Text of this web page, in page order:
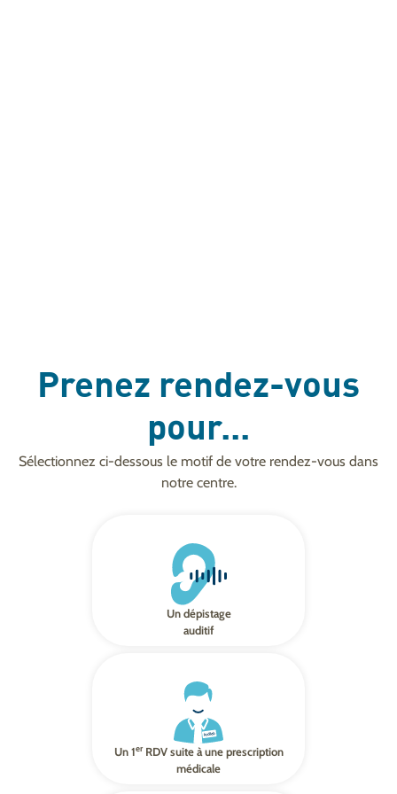
Prenez rendez-vous
pour...
Sélectionnez ci-dessous le motif de votre rendez-vous dans
notre centre.
Un dépistage
auditif
Un 1erRDV suite à une prescription
médicale